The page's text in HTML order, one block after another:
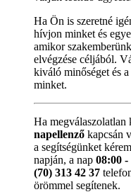
Ha Ön is szeretné
hívjon minket és
amikor
elvégzése céljából.
kiváló minőséget és
minket.
Ha megválaszolatlan
napellenző kapcsán
a segítségünket
napján, a nap 08:00 -
(70) 313 42 37
örömmel segítenek.